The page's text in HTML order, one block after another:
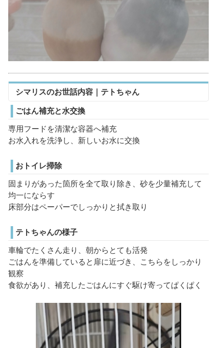
シマリスのお世話内容｜テトちゃん
ごはん補充と水交換
専用フードを清潔な容器へ補充
お水入れを洗浄し、新しいお水に交換
おトイレ掃除
固まりがあった箇所を全て取り除き、砂を少量補充して
均一にならす
床部分はペーパーでしっかりと拭き取り
テトちゃんの様子
車輪でたくさん走り、朝からとても活発
ごはんを準備していると扉に近づき、こちらをしっかり
観察
食欲があり、補充したごはんにすぐ駆け寄ってぱくぱく